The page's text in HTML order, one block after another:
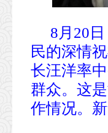
8月20
民的深情
长汪洋率
群众。这
作情况。